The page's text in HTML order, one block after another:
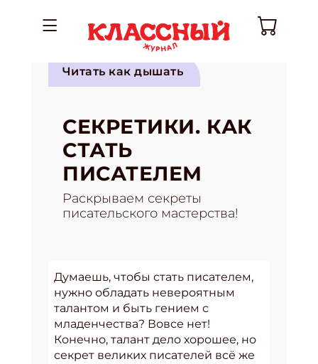
Читать как дышать
СЕКРЕТИКИ. КАК
СТАТЬ
ПИСАТЕЛЕМ
Раскрываем секреты
писательского мастерства!
Думаешь, чтобы стать писателем,
нужно обладать невероятным
талантом и быть гением с
младенчества? Вовсе нет!
Конечно, талант дело хорошее, но
секрет великих писателей всё же